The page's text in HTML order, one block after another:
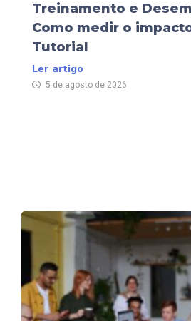
Treinamento e
Como medir o
Tutorial
Ler artigo
5 de agosto de 2026